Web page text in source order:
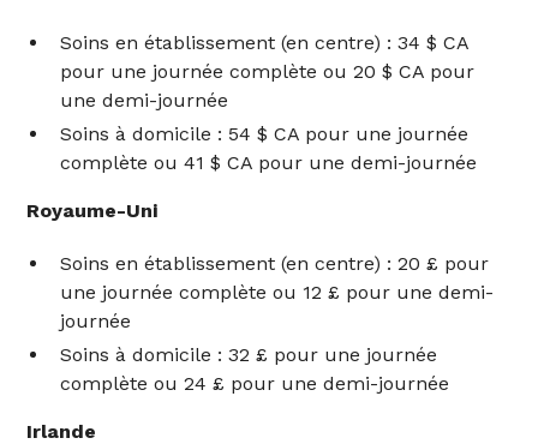
Soins en établissement (en centre) : 34 $ CA
pour une journée complète ou 20 $ CA pour
une demi-journée
Soins à domicile : 54 $ CA pour une journée
complète ou 41 $ CA pour une demi-journée
Royaume-Uni
Soins en établissement (en centre) : 20 £ pour
une journée complète ou 12 £ pour une demi-
journée
Soins à domicile : 32 £ pour une journée
complète ou 24 £ pour une demi-journée
Irlande